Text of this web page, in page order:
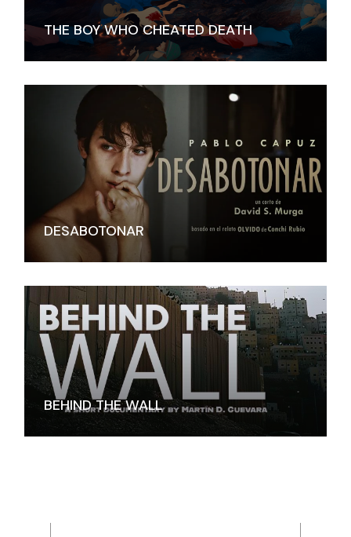
THE BOY WHO CHEATED DEATH
DESABOTONAR
BEHIND THE WALL